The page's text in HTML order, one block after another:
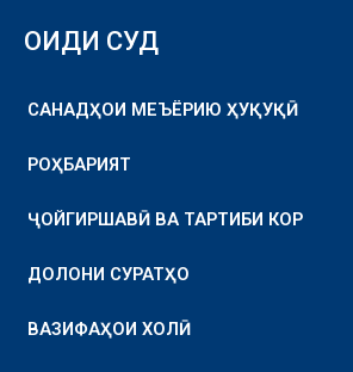
ОИДИ СУД
САНАДҲОИ МЕЪЁРИЮ ҲУҚУҚӢ
РОҲБАРИЯТ
ҶОЙГИРШАВӢ ВА ТАРТИБИ КОР
ДОЛОНИ СУРАТҲО
ВАЗИФАҲОИ ХОЛӢ